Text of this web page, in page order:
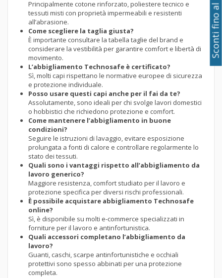
Principalmente cotone rinforzato, poliestere tecnico e
tessuti misti con proprietà impermeabili e resistenti
all’abrasione.
Come scegliere la taglia giusta?
È importante consultare la tabella taglie del brand e
considerare la vestibilità per garantire comfort e libertà di
movimento.
L’abbigliamento Technosafe è certificato?
Sì, molti capi rispettano le normative europee di sicurezza
e protezione individuale.
Posso usare questi capi anche per il fai da te?
Assolutamente, sono ideali per chi svolge lavori domestici
o hobbistici che richiedono protezione e comfort.
Come mantenere l’abbigliamento in buone
condizioni?
Seguire le istruzioni di lavaggio, evitare esposizione
prolungata a fonti di calore e controllare regolarmente lo
stato dei tessuti.
Quali sono i vantaggi rispetto all’abbigliamento da
lavoro generico?
Maggiore resistenza, comfort studiato per il lavoro e
protezione specifica per diversi rischi professionali.
È possibile acquistare abbigliamento Technosafe
online?
Sì, è disponibile su molti e-commerce specializzati in
forniture per il lavoro e antinfortunistica.
Quali accessori completano l’abbigliamento da
lavoro?
Guanti, caschi, scarpe antinfortunistiche e occhiali
protettivi sono spesso abbinati per una protezione
completa.
Sconti fino al 50%